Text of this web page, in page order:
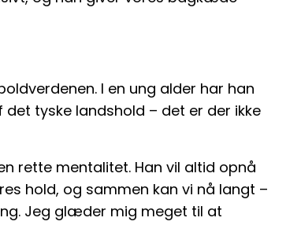
I en ung alder har han
tyske landshold – det er der ikke
rette mentalitet. Han vil altid opnå
hold, og sammen kan vi nå langt –
Jeg glæder mig meget til at